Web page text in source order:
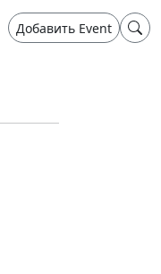
Добавить Event